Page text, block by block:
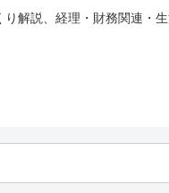
解説、経理・財務関連・